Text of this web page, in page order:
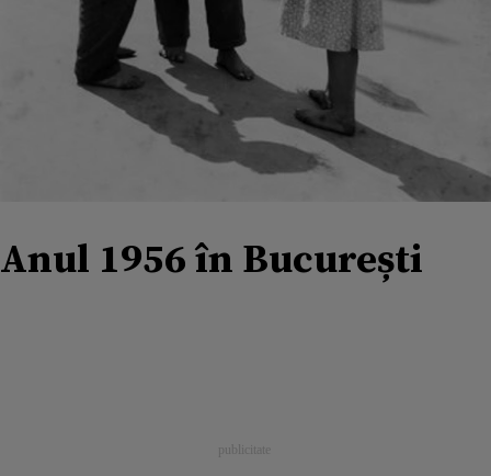
Anul 1956 în București